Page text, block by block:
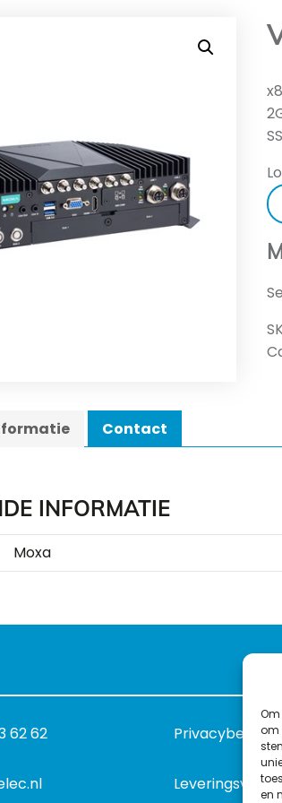
om
en
Contact
INFORMATIE
Moxa
62 62 Privacybeleid